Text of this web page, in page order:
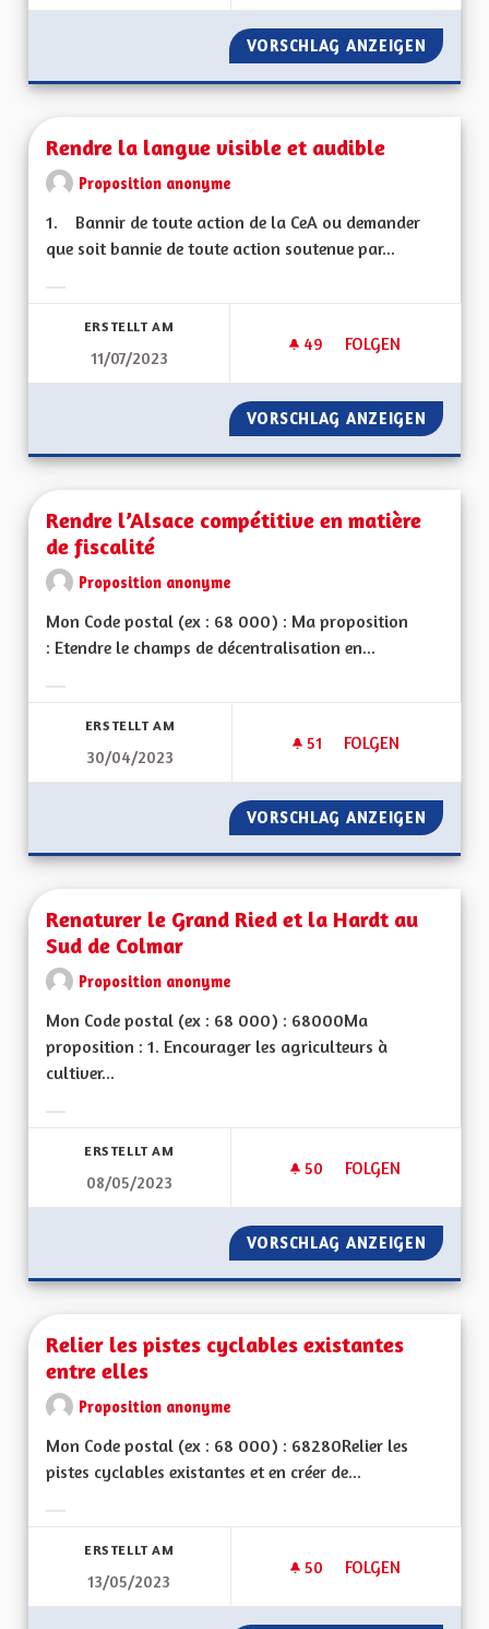
VORSCHLAG ANZEIGEN
Rendre la langue visible et audible
Proposition anonyme
1. Bannir de toute action de la CeA ou demander
que soit bannie de toute action soutenue par...
ERSTELLT AM
11/07/2023
49 49 FOLLOWER
FOLGEN
RENDRE LA
VORSCHLAG ANZEIGEN
Rendre l’Alsace compétitive en matière
de fiscalité
Proposition anonyme
Mon Code postal (ex : 68 000) : Ma proposition
: Etendre le champs de décentralisation en...
ERSTELLT AM
30/04/2023
51 51 FOLLOWER
FOLGEN
RENDRE
VORSCHLAG ANZEIGEN
Renaturer le Grand Ried et la Hardt au
Sud de Colmar
Proposition anonyme
Mon Code postal (ex : 68 000) : 68000Ma
proposition : 1. Encourager les agriculteurs à
cultiver...
ERSTELLT AM
08/05/2023
50 50 FOLLOWER
FOLGEN
RENATURER LE
VORSCHLAG ANZEIGEN
Relier les pistes cyclables existantes
entre elles
Proposition anonyme
Mon Code postal (ex : 68 000) : 68280Relier les
pistes cyclables existantes et en créer de...
ERSTELLT AM
13/05/2023
50 50 FOLLOWER
FOLGEN
RELIER LES